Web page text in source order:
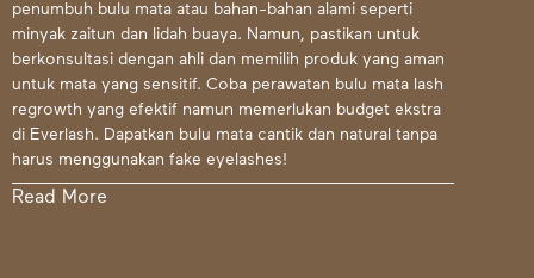
penumbuh bulu mata atau bahan-bahan alami seperti
minyak zaitun dan lidah buaya. Namun, pastikan untuk
berkonsultasi dengan ahli dan memilih produk yang aman
untuk mata yang sensitif. Coba perawatan bulu mata lash
regrowth yang efektif namun memerlukan budget ekstra
di Everlash. Dapatkan bulu mata cantik dan natural tanpa
harus menggunakan fake eyelashes!
Read More